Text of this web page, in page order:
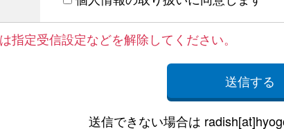
指定受信設定などを解除してください。
送信できない場合は